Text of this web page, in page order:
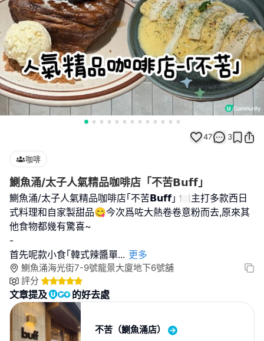
47 3
咖啡
鰂魚涌/太子人氣精品咖啡店「不苦𝗕𝘂𝗳𝗳」
鰂魚涌/太子人氣精品咖啡店｢不苦𝗕𝘂𝗳𝗳｣ 🍽️主打多款西日
式料理和自家製甜品😋今次爲咗大熱卷卷意粉而去,原來其
他食物都幾有驚喜~
-
首先呢款小食｢韓式辣醬單... 更多
鰂魚涌海光街7-9號龍景大廈地下6號舖
評分
文章提及 的好去處
不苦（鰂魚涌店）